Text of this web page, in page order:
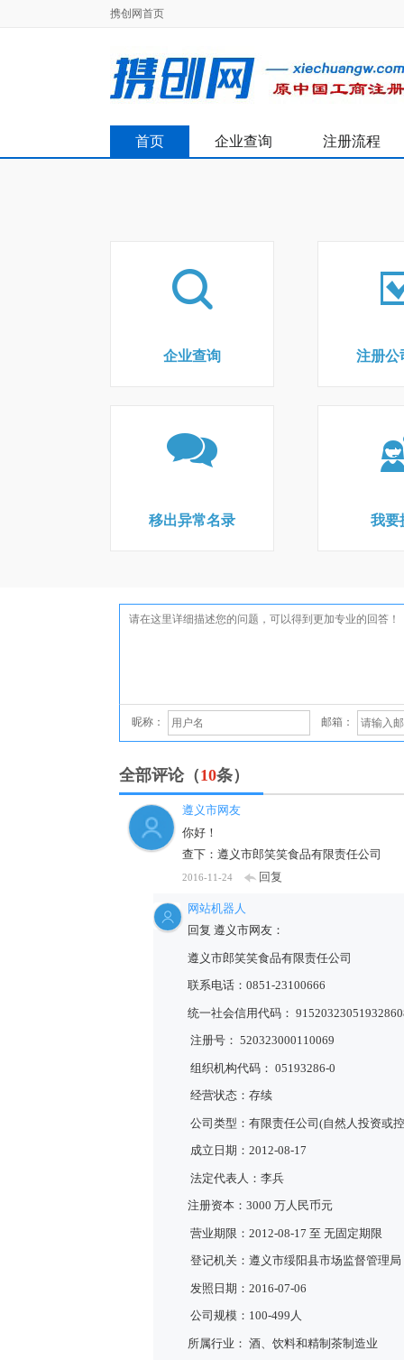
携创网首页
首页 企业查询 注册流程
企业查询 注册公
移出异常名录 我要
昵称： 邮箱：
全部评论（10条）
遵义市网友
你好！
查下：遵义市郎笑笑食品有限责任公司
2016-11-24 回复
网站机器人
回复 遵义市网友：
遵义市郎笑笑食品有限责任公司
联系电话：0851-23100666
统一社会信用代码：
注册号： 520323000110069
组织机构代码： 05193286-0
经营状态：存续
公司类型：有限责任公司(自然人投资或
成立日期：2012-08-17
法定代表人：李兵
注册资本：3000 万人民币元
营业期限：2012-08-17 至 无固定期限
登记机关：遵义市绥阳县市场监督管理局
发照日期：2016-07-06
公司规模：100-499人
所属行业： 酒、饮料和精制茶制造业